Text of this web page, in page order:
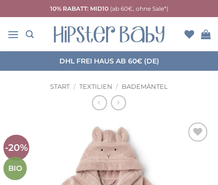
Inhalt
springen
10% RABATT: MID10(ab 60€, ohne Sale*)
DHL FREI HAUS AB 60€ (DE)
START / TEXTILIEN / BADEMÄNTEL
-20%
BIO